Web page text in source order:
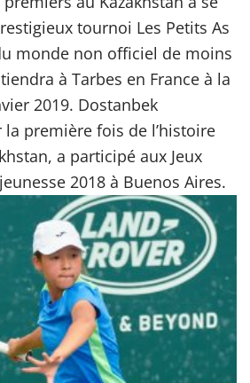
tournoi Les Petits As
monde non officiel de moins
à Tarbes en France à la
2019. Dostanbek
première fois de l’histoire
a participé aux Jeux
2018 à Buenos Aires.